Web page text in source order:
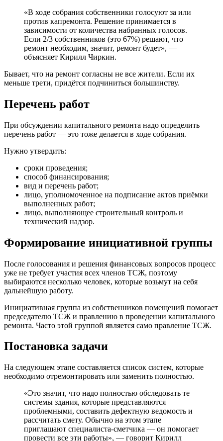
«В ходе собрания собственники голосуют за или
против капремонта. Решение принимается в
зависимости от количества набранных голосов.
Если 2/3 собственников (это 67%) решают, что
ремонт необходим, значит, ремонт будет», —
объясняет Кирилл Чиркин.
Бывает, что на ремонт согласны не все жители. Если их
меньше трети, придётся подчиниться большинству.
Перечень работ
При обсуждении капитального ремонта надо определить
перечень работ — это тоже делается в ходе собрания.
Нужно утвердить:
сроки проведения;
способ финансирования;
вид и перечень работ;
лицо, уполномоченное на подписание актов приёмки
выполненных работ;
лицо, выполняющее строительный контроль и
технический надзор.
Формирование инициативной группы
После голосования и решения финансовых вопросов процесс
уже не требует участия всех членов ТСЖ, поэтому
выбираются несколько человек, которые возьмут на себя
дальнейшую работу.
Инициативная группа из собственников помещений помогает
председателю ТСЖ и правлению в проведении капитального
ремонта. Часто этой группой является само правление ТСЖ.
Постановка задачи
На следующем этапе составляется список систем, которые
необходимо отремонтировать или заменить полностью.
«Это значит, что надо полностью обследовать те
системы здания, которые представляются
проблемными, составить дефектную ведомость и
рассчитать смету. Обычно на этом этапе
приглашают специалиста-сметчика — он помогает
провести все эти работы», — говорит Кирилл